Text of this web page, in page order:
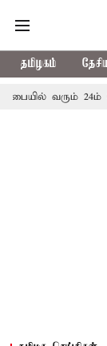
தமிழகம்
வரும் 24ம் தேதி